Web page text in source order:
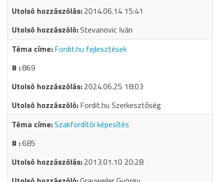
2014.06.14 15:41
Stevanovic Iván
Fordit.hu fejlesztések
869
2024.06.25 18:03
Fordit.hu Szerkesztőség
Szakfordítói képesítés
685
2013.01.10 20:28